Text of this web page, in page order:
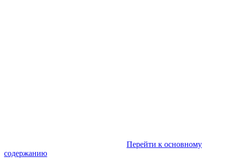
Перейти к основному
содержанию